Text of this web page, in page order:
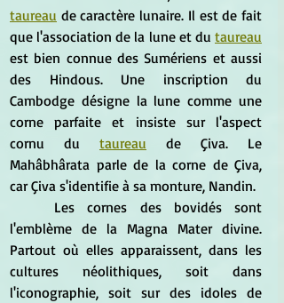
taureau de caractère lunaire. Il est de fait
que l'association de la lune et du taureau
est bien connue des Sumériens et aussi
des Hindous. Une inscription du
Cambodge désigne la lune comme une
corne parfaite et insiste sur l'aspect
cornu du taureau de Çiva. Le
Mahâbhârata parle de la corne de Çiva,
car Çiva s'identifie à sa monture, Nandin.
l'emblème de la Magna Mater divine.
Partout où elles apparaissent, dans les
cultures néolithiques, soit dans
l'iconographie, soit sur des idoles de